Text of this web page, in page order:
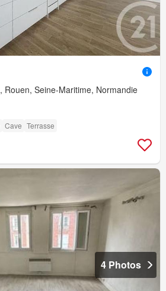
Rouen, Seine-Maritime, Normandie
Cave Terrasse
4 Photos